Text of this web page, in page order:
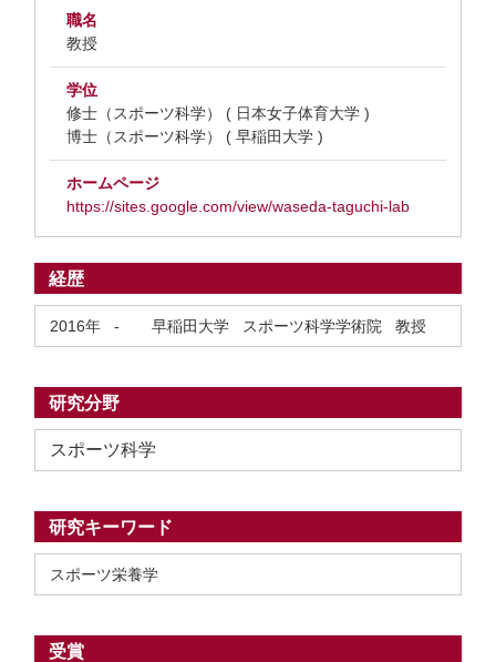
職名
教授
学位
修士（スポーツ科学） ( 日本女子体育大学 )
博士（スポーツ科学） ( 早稲田大学 )
ホームページ
https://sites.google.com/view/waseda-taguchi-lab
経歴
2016年 - 早稲田大学 スポーツ科学学術院 教授
研究分野
スポーツ科学
研究キーワード
スポーツ栄養学
受賞